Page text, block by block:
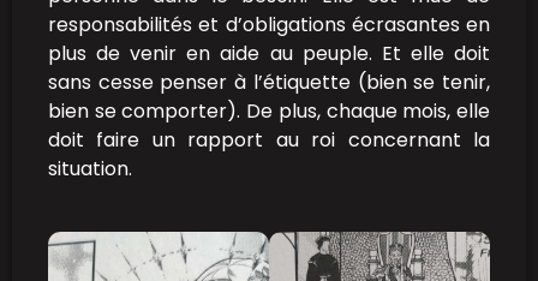
responsabilités et d’obligations écrasantes en
plus de venir en aide au peuple. Et elle doit
sans cesse penser à l’étiquette (bien se tenir,
bien se comporter). De plus, chaque mois, elle
doit faire un rapport au roi concernant la
situation.